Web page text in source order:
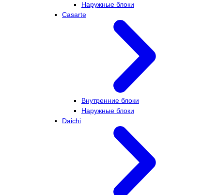
Наружные блоки
Casarte
Внутренние блоки
Наружные блоки
Daichi